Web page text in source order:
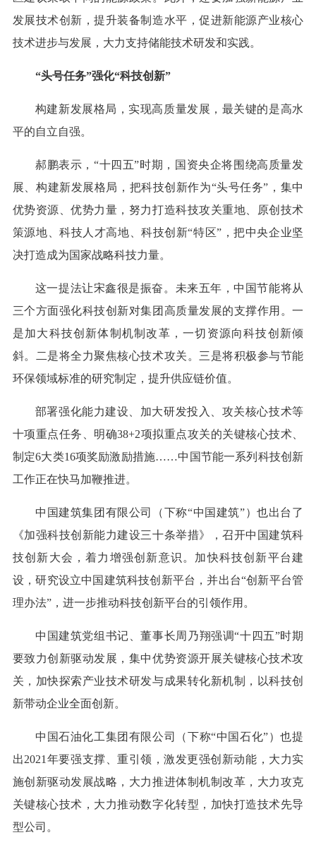
发展技术创新，提升装备制造水平，促进新能源产业核心
技术进步与发展，大力支持储能技术研发和实践。
“头号任务”强化“科技创新”
构建新发展格局，实现高质量发展，最关键的是高水
平的自立自强。
郝鹏表示，“十四五”时期，国资央企将围绕高质量发
展、构建新发展格局，把科技创新作为“头号任务”，集中
优势资源、优势力量，努力打造科技攻关重地、原创技术
策源地、科技人才高地、科技创新“特区”，把中央企业坚
决打造成为国家战略科技力量。
这一提法让宋鑫很是振奋。未来五年，中国节能将从
三个方面强化科技创新对集团高质量发展的支撑作用。一
是加大科技创新体制机制改革，一切资源向科技创新倾
斜。二是将全力聚焦核心技术攻关。三是将积极参与节能
环保领域标准的研究制定，提升供应链价值。
部署强化能力建设、加大研发投入、攻关核心技术等
十项重点任务、明确38+2项拟重点攻关的关键核心技术、
制定6大类16项奖励激励措施……中国节能一系列科技创新
工作正在快马加鞭推进。
中国建筑集团有限公司（下称“中国建筑”）也出台了
《加强科技创新能力建设三十条举措》，召开中国建筑科
技创新大会，着力增强创新意识。加快科技创新平台建
设，研究设立中国建筑科技创新平台，并出台“创新平台管
理办法”，进一步推动科技创新平台的引领作用。
中国建筑党组书记、董事长周乃翔强调“十四五”时期
要致力创新驱动发展，集中优势资源开展关键核心技术攻
关，加快探索产业技术研发与成果转化新机制，以科技创
新带动企业全面创新。
中国石油化工集团有限公司（下称“中国石化”）也提
出2021年要强支撑、重引领，激发更强创新动能，大力实
施创新驱动发展战略，大力推进体制机制改革，大力攻克
关键核心技术，大力推动数字化转型，加快打造技术先导
型公司。